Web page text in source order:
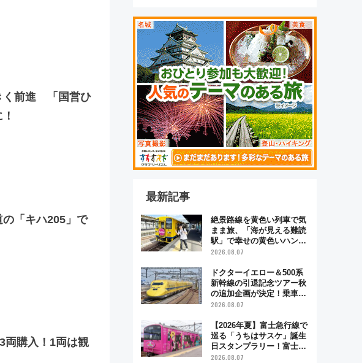
く前進 「国営ひ
「キハ205」で
両購入！1両は観
最新記事
絶景路線を黄色い列車で気
まま旅、「海が見える難読
駅」で幸せの黄色いハンカ
チに願いを 「新・鉄道ひ
「島原鉄道」
2026.08.07
ドクターイエロー＆500系
新幹線の引退記念ツアー秋
の追加企画が決定！乗車体
験やグッズ・ホテル情報ま
2026.08.07
【2026年夏】富士急行線で
巡る「うちはサスケ」誕生
日スタンプラリー！富士急
ハイランド限定グルメ＆グ
2026.08.07